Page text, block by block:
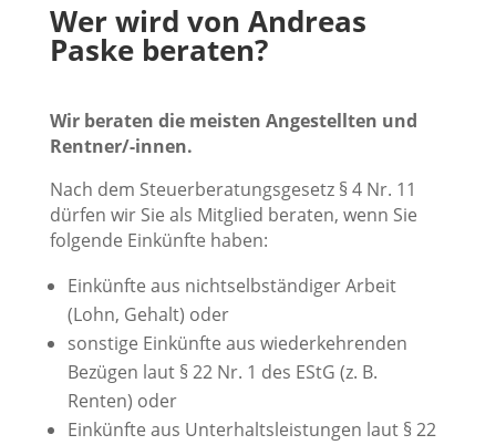
Wer wird von Andreas
Paske beraten?
Wir beraten die meisten Angestellten und
Rentner/-innen.
Nach dem Steuerberatungsgesetz § 4 Nr. 11
dürfen wir Sie als Mitglied beraten, wenn Sie
folgende Einkünfte haben:
Einkünfte aus nichtselbständiger Arbeit
(Lohn, Gehalt) oder
sonstige Einkünfte aus wiederkehrenden
Bezügen laut § 22 Nr. 1 des EStG (z. B.
Renten) oder
Einkünfte aus Unterhaltsleistungen laut § 22